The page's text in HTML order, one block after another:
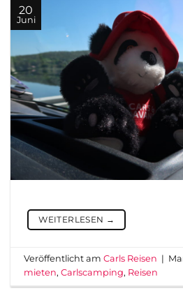
20
Juni
WEITERLESEN →
Veröffentlicht amCarls Reisen |
mieten,Carlscamping, Reisen